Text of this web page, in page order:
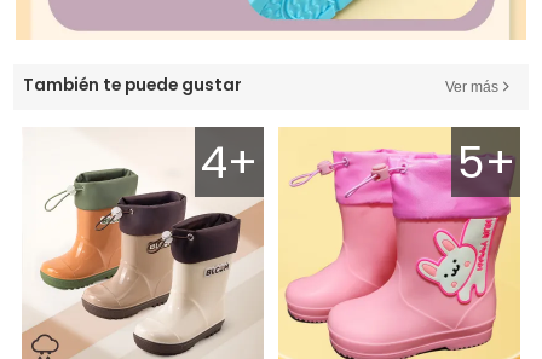
También te puede gustar Ver más
4+ 5+